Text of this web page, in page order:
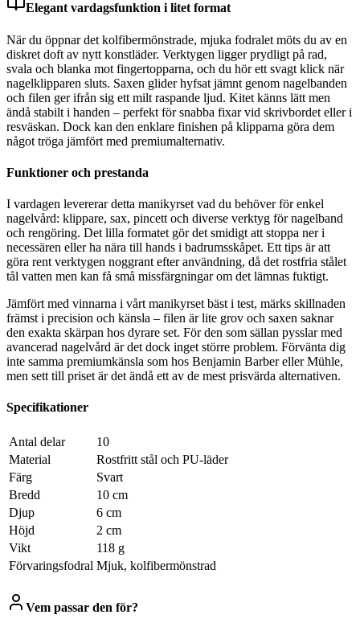
Elegant vardagsfunktion i litet format
När du öppnar det kolfibermönstrade, mjuka fodralet möts du av en
diskret doft av nytt konstläder. Verktygen ligger prydligt på rad,
svala och blanka mot fingertopparna, och du hör ett svagt klick när
nagelklipparen sluts. Saxen glider hyfsat jämnt genom nagelbanden
och filen ger ifrån sig ett milt raspande ljud. Kitet känns lätt men
ändå stabilt i handen – perfekt för snabba fixar vid skrivbordet eller i
resväskan. Dock kan den enklare finishen på klipparna göra dem
något tröga jämfört med premiumalternativ.
Funktioner och prestanda
I vardagen levererar detta manikyrset vad du behöver för enkel
nagelvård: klippare, sax, pincett och diverse verktyg för nagelband
och rengöring. Det lilla formatet gör det smidigt att stoppa ner i
necessären eller ha nära till hands i badrumsskåpet. Ett tips är att
göra rent verktygen noggrant efter användning, då det rostfria stålet
tål vatten men kan få små missfärgningar om det lämnas fuktigt.
Jämfört med vinnarna i vårt manikyrset bäst i test, märks skillnaden
främst i precision och känsla – filen är lite grov och saxen saknar
den exakta skärpan hos dyrare set. För den som sällan pysslar med
avancerad nagelvård är det dock inget större problem. Förvänta dig
inte samma premiumkänsla som hos Benjamin Barber eller Mühle,
men sett till priset är det ändå ett av de mest prisvärda alternativen.
Specifikationer
Antal delar
10
Material
Rostfritt stål och PU-läder
Färg
Svart
Bredd
10 cm
Djup
6 cm
Höjd
2 cm
Vikt
118 g
Förvaringsfodral Mjuk, kolfibermönstrad
Vem passar den för?